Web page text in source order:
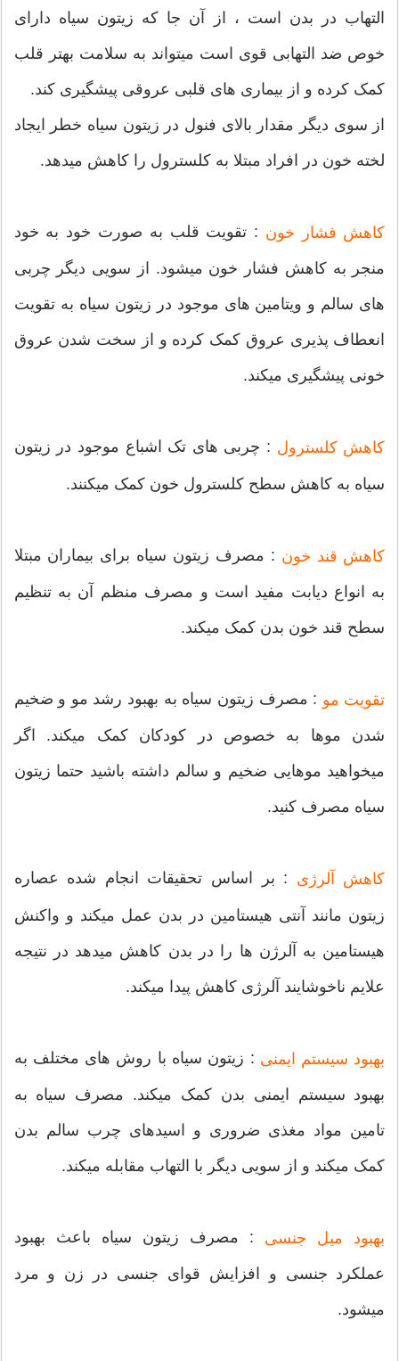
التهاب در بدن است ، از آن جا که زیتون سیاه دارای
خوص ضد التهابی قوی است میتواند به سلامت بهتر قلب
کمک کرده و از بیماری های قلبی عروقی پیشگیری کند.
از سوی دیگر مقدار بالای فنول در زیتون سیاه خطر ایجاد
لخته خون در افراد مبتلا به کلسترول را کاهش میدهد.
کاهش فشار خون : تقویت قلب به صورت خود به خود
منجر به کاهش فشار خون میشود. از سویی دیگر چربی
های سالم و ویتامین های موجود در زیتون سیاه به تقویت
انعطاف پذیری عروق کمک کرده و از سخت شدن عروق
خونی پیشگیری میکند.
کاهش کلسترول : چربی های تک اشباع موجود در زیتون
سیاه به کاهش سطح کلسترول خون کمک میکنند.
کاهش قند خون : مصرف زیتون سیاه برای بیماران مبتلا
به انواع دیابت مفید است و مصرف منظم آن به تنظیم
سطح قند خون بدن کمک میکند.
تقویت مو : مصرف زیتون سیاه به بهبود رشد مو و ضخیم
شدن موها به خصوص در کودکان کمک میکند. اگر
میخواهید موهایی ضخیم و سالم داشته باشید حتما زیتون
سیاه مصرف کنید.
کاهش آلرژی : بر اساس تحقیقات انجام شده عصاره
زیتون مانند آنتی هیستامین در بدن عمل میکند و واکنش
هیستامین به آلرژن ها را در بدن کاهش میدهد در نتیجه
علایم ناخوشایند آلرژی کاهش پیدا میکند.
بهبود سیستم ایمنی : زیتون سیاه با روش های مختلف به
بهبود سیستم ایمنی بدن کمک میکند. مصرف سیاه به
تامین مواد مغذی ضروری و اسیدهای چرب سالم بدن
کمک میکند و از سویی دیگر با التهاب مقابله میکند.
بهبود میل جنسی : مصرف زیتون سیاه باعث بهبود
عملکرد جنسی و افزایش قوای جنسی در زن و مرد
میشود.